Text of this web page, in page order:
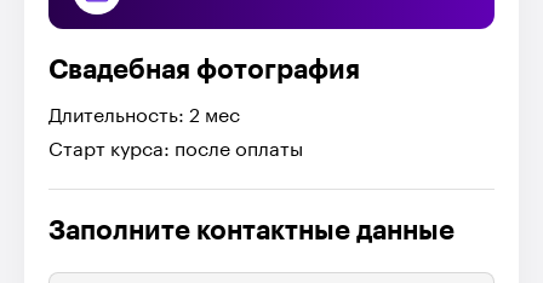
Свадебная фотография
Длительность: 2 мес
Старт курса: после оплаты
Заполните контактные данные